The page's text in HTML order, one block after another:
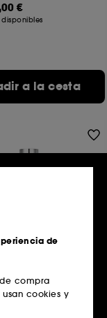
€
a la cesta
184
€
de
compra
usan cookies y